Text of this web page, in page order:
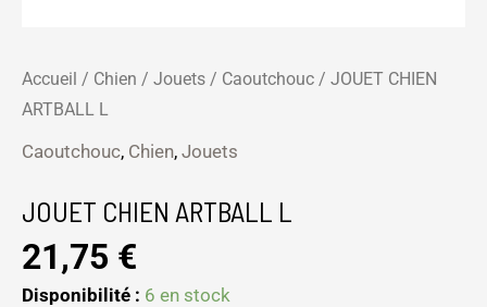
Accueil / Chien / Jouets / Caoutchouc / JOUET CHIEN
ARTBALL L
Caoutchouc, Chien, Jouets
JOUET CHIEN ARTBALL L
21,75 €
Disponibilité : 6 en stock